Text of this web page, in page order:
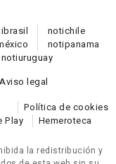
brasil notichile
notipanama
notiuruguay
Aviso legal
Política de cookies
Play
Hemeroteca
la redistribución y